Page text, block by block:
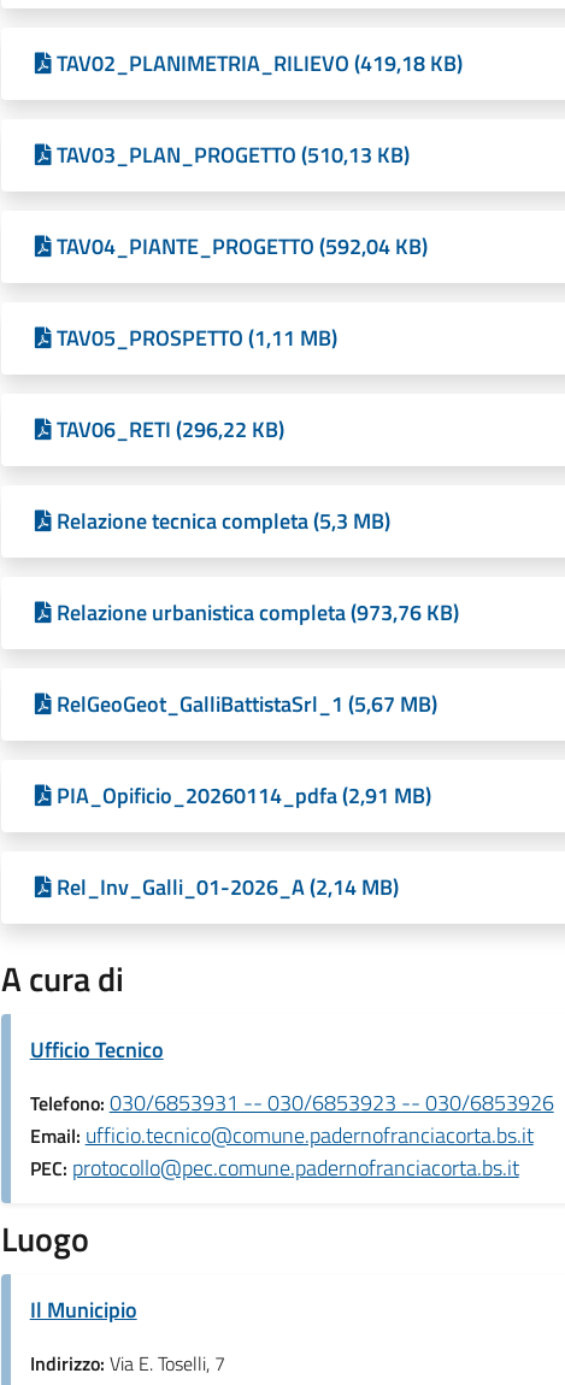
TAV02_PLANIMETRIA_RILIEVO (419,18 KB)
TAV03_PLAN_PROGETTO (510,13 KB)
TAV04_PIANTE_PROGETTO (592,04 KB)
TAV05_PROSPETTO (1,11 MB)
TAV06_RETI (296,22 KB)
Relazione tecnica completa (5,3 MB)
Relazione urbanistica completa (973,76 KB)
RelGeoGeot_GalliBattistaSrl_1 (5,67 MB)
PIA_Opificio_20260114_pdfa (2,91 MB)
Rel_Inv_Galli_01-2026_A (2,14 MB)
A cura di
Ufficio Tecnico
Telefono: 030/6853931 -- 030/6853923 -- 030/6853926
Email: ufficio.tecnico@comune.padernofranciacorta.bs.it
PEC: protocollo@pec.comune.padernofranciacorta.bs.it
Luogo
Il Municipio
Indirizzo: Via E. Toselli, 7